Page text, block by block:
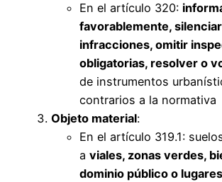
En el artículo 320:
favorablemente, silenciar
infracciones, omitir
obligatorias, resolver o
de instrumentos
contrarios a la normativa
Objeto material:
En el artículo 319.1:
a viales, zonas verdes,
dominio público o